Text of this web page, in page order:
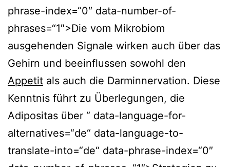
phrase-index=“0″ data-number-of-
phrases=“1″>Die vom Mikrobiom
ausgehenden Signale wirken auch über das
Gehirn und beeinflussen sowohl den
Appetit als auch die Darminnervation. Diese
Kenntnis führt zu Überlegungen, die
Adipositas über “ data-language-for-
alternatives=“de“ data-language-to-
translate-into=“de“ data-phrase-index=“0″